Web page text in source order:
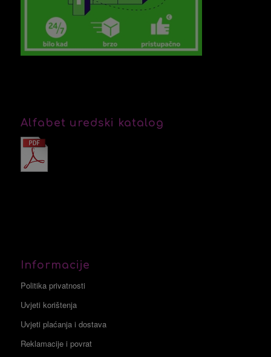
Alfabet uredski katalog
Informacije
Politika privatnosti
Uvjeti korištenja
Uvjeti plaćanja i dostava
Reklamacije i povrat